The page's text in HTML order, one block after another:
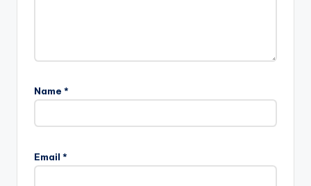
Name *
Email *